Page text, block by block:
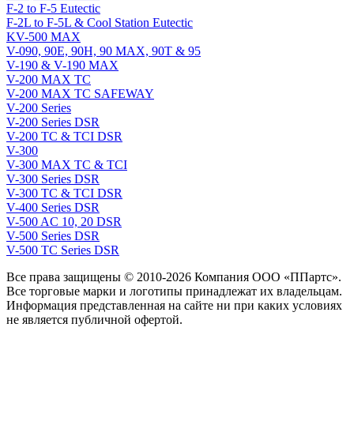
F-2 to F-5 Eutectic
F-2L to F-5L & Cool Station Eutectic
KV-500 MAX
V-090, 90E, 90H, 90 MAX, 90T & 95
V-190 & V-190 MAX
V-200 MAX TC
V-200 MAX TC SAFEWAY
V-200 Series
V-200 Series DSR
V-200 TC & TCI DSR
V-300
V-300 MAX TC & TCI
V-300 Series DSR
V-300 TC & TCI DSR
V-400 Series DSR
V-500 AC 10, 20 DSR
V-500 Series DSR
V-500 TC Series DSR
Все права защищены © 2010-2026 Компания ООО «ППартс».
Все торговые марки и логотипы принадлежат их владельцам.
Информация представленная на сайте ни при каких условиях
не является публичной офертой.